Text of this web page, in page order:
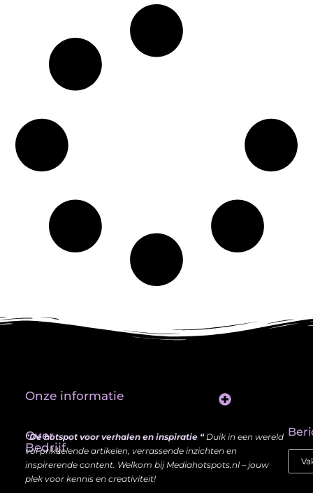
Over
Bedrijf
“Dé hotspot voor verhalen en inspiratie “Duik in een wereld
vol prikkelende artikelen, verrassende inzichten en
inspirerende content. Welkom bij Mediahotspots.nl – jouw
plek voor kennis en creativiteit!
Onze informatie